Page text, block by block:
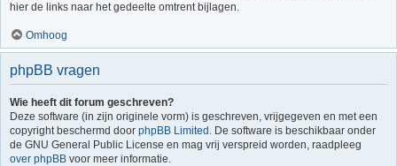
hier de links naar het gedeelte omtrent bijlagen.
Omhoog
phpBB vragen
Wie heeft dit forum geschreven?
Deze software (in zijn originele vorm) is geschreven, vrijgegeven en met een
copyright beschermd door phpBB Limited . De software is beschikbaar onder
de GNU General Public License en mag vrij verspreid worden, raadpleeg
over phpBB voor meer informatie.